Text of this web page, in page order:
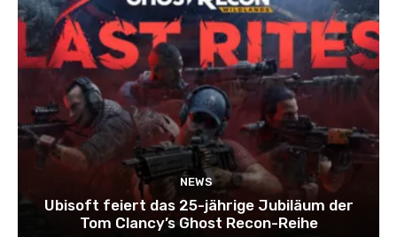
NEWS
Ubisoft feiert das 25-jährige Jubiläum der
Tom Clancy’s Ghost Recon-Reihe